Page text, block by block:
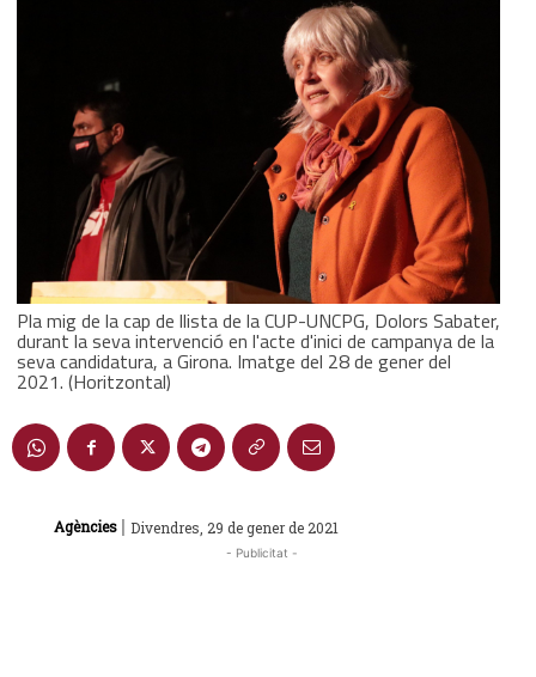
Pla mig de la cap de llista de la CUP-UNCPG, Dolors Sabater,
durant la seva intervenció en l'acte d'inici de campanya de la
seva candidatura, a Girona. Imatge del 28 de gener del
2021. (Horitzontal)
Agències | Divendres, 29 de gener de 2021
- Publicitat -